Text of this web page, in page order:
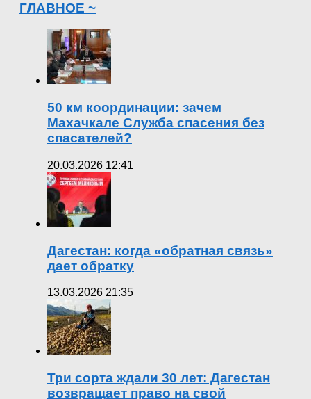
ГЛАВНОЕ ~
50 км координации: зачем
Махачкале Служба спасения без
спасателей?
20.03.2026 12:41
Дагестан: когда «обратная связь»
дает обратку
13.03.2026 21:35
Три сорта ждали 30 лет: Дагестан
возвращает право на свой